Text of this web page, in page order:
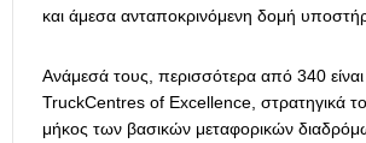
και άμεσα ανταποκρινόμενη δομή
Ανάμεσά τους, περισσότερα από 340
TruckCentres of Excellence, στρατηγικά
μήκος των βασικών μεταφορικών